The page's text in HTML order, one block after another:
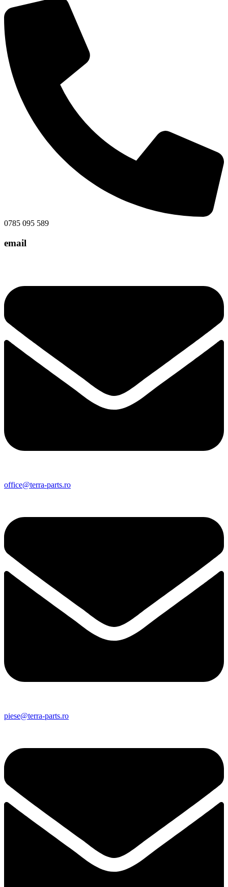
0785 095 589
email
office@terra-parts.ro
piese@terra-parts.ro